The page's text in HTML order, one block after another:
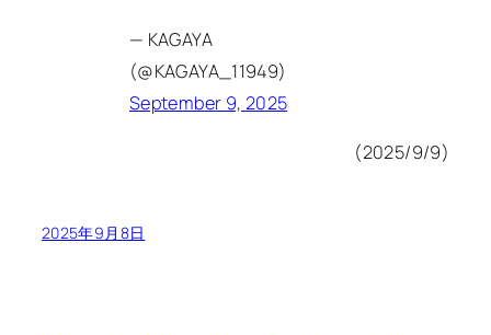
— KAGAYA
(@KAGAYA_11949)
September 9, 2025
(2025/9/9)
2025年9月8日